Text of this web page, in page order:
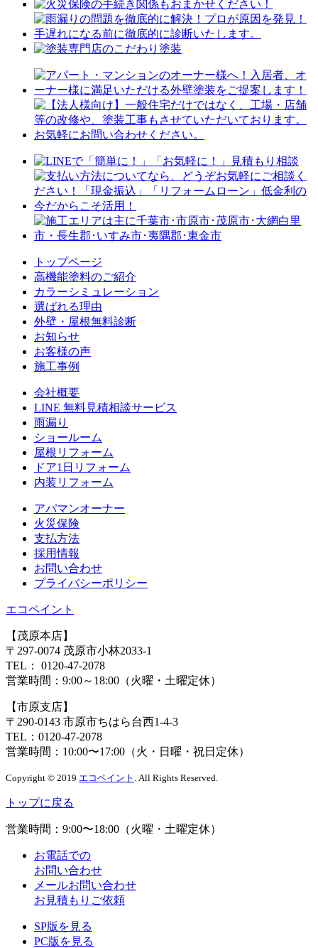
トップページ
⾼機能塗料のご紹介
カラーシミュレーション
選ばれる理由
外壁・屋根無料診断
お知らせ
お客様の声
施⼯事例
会社概要
LINE 無料⾒積相談サービス
⾬漏り
ショールーム
屋根リフォーム
ドア1⽇リフォーム
内装リフォーム
アパマンオーナー
⽕災保険
⽀払⽅法
採⽤情報
お問い合わせ
プライバシーポリシー
エコペイント
【茂原本店】
〒297-0074 茂原市小林2033-1
TEL：
0120-47-2078
営業時間： 9:00～18:00（火曜・土曜定休）
【市原支店】
〒290-0143 市原市ちはら台西1-4-3
TEL： 0120-47-2078
営業時間： 10:00〜17:00（火・日曜・祝日定休）
Copyright © 2019 エコペイント . All Rights Reserved.
トップに戻る
営業時間： 9:00〜18:00（火曜・土曜定休）
お電話での
お問い合わせ
メールお問い合わせ
お見積もりご依頼
SP版を見る
PC版を見る